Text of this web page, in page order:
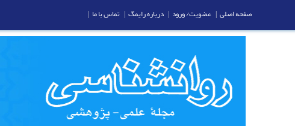
صفحه اصلی | عضویت/ ورود | درباره رایمگ | تماس با ما |